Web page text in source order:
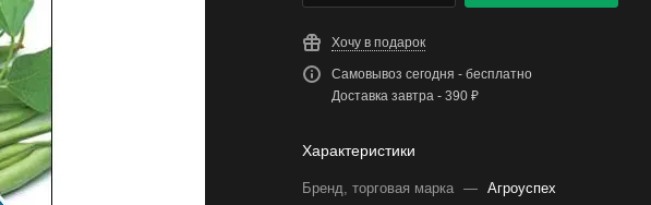
Хочу в подарок
Самовывоз сегодня - бесплатно
Доставка завтра - 390 ₽
Характеристики
Бренд, торговая марка — Агроуспех